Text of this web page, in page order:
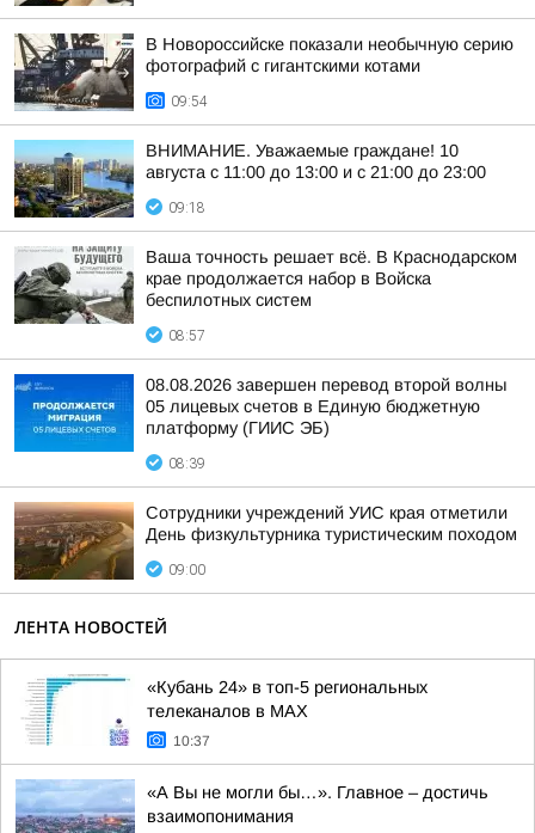
В Новороссийске показали необычную серию
фотографий с гигантскими котами
09:54
ВНИМАНИЕ. Уважаемые граждане! 10
августа с 11:00 до 13:00 и с 21:00 до 23:00
09:18
Ваша точность решает всё. В Краснодарском
крае продолжается набор в Войска
беспилотных систем
08:57
08.08.2026 завершен перевод второй волны
05 лицевых счетов в Единую бюджетную
платформу (ГИИС ЭБ)
08:39
Сотрудники учреждений УИС края отметили
День физкультурника туристическим походом
09:00
ЛЕНТА НОВОСТЕЙ
«Кубань 24» в топ-5 региональных
телеканалов в МАХ
10:37
«А Вы не могли бы…». Главное – достичь
взаимопонимания